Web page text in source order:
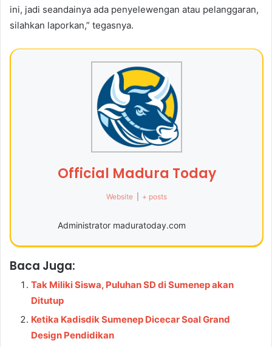
ini, jadi seandainya ada penyelewengan atau pelanggaran,
silahkan laporkan,” tegasnya.
Official Madura Today
Website + posts
Administrator maduratoday.com
Baca Juga:
Tak Miliki Siswa, Puluhan SD di Sumenep akan
Ditutup
Ketika Kadisdik Sumenep Dicecar Soal Grand
Design Pendidikan